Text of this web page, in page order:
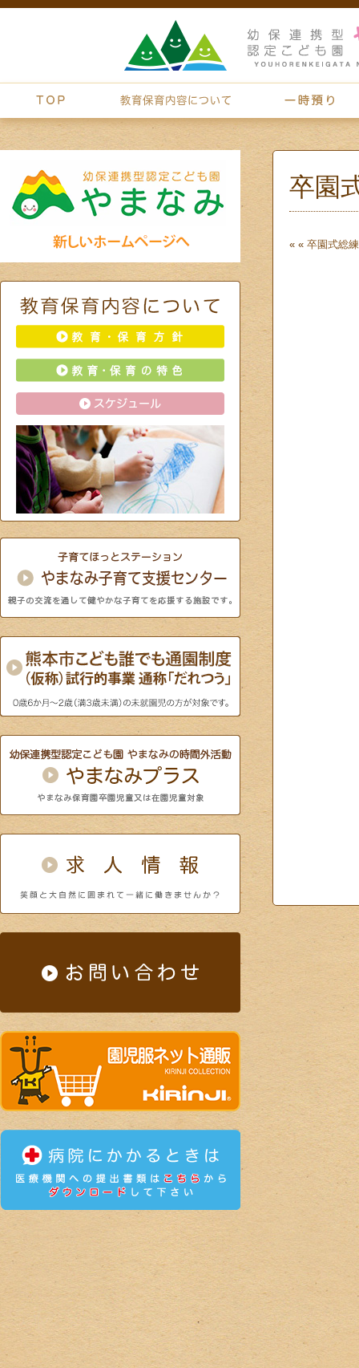
卒園
« « 卒園式総